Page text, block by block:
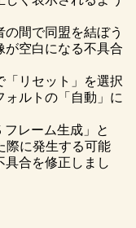
間で同盟を結ぼう
が空白になる不具合
リセット」を選択
ォルトの「自動」に
フレーム生成」と
際に発生する可能
合を修正しまし